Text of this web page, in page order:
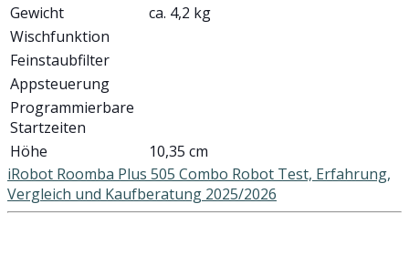
Gewicht
ca. 4,2 kg
Wischfunktion
Feinstaubfilter
Appsteuerung
Programmierbare
Startzeiten
Höhe
10,35 cm
iRobot Roomba Plus 505 Combo Robot Test, Erfahrung,
Vergleich und Kaufberatung 2025/2026